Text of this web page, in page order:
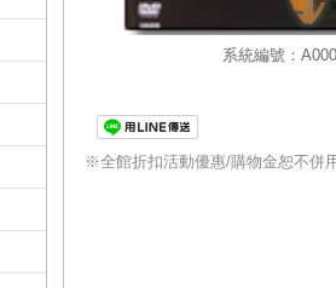
系統編號：
※全館折扣活動優惠/購物金恕不併